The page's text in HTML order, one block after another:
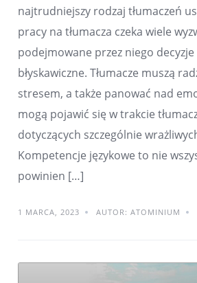
najtrudniejszy rodzaj tłumaczeń
pracy na tłumacza czeka wiele
podejmowane przez niego decyzje
błyskawiczne. Tłumacze muszą
stresem, a także panować nad
mogą pojawić się w trakcie
dotyczących szczególnie
Kompetencje językowe to nie
powinien […]
1 MARCA, 2023 AUTOR: ATOMINIUM